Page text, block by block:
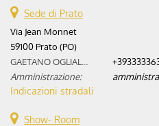
Sede di Prato
Via Jean Monnet
59100 Prato (PO)
Amministrazione:
Indicazioni stradali
Show- Room